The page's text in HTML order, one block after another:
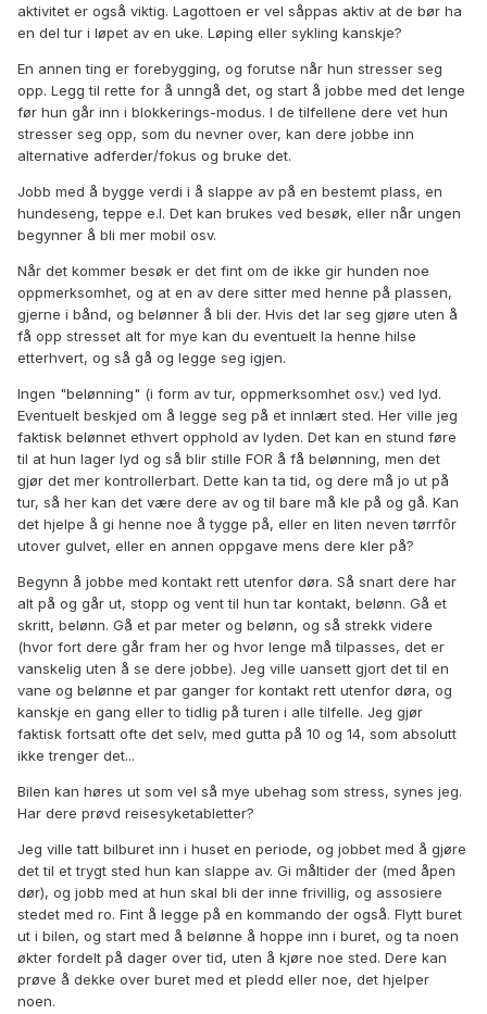
aktivitet er også viktig. Lagottoen er vel såppas aktiv at de bør ha
en del tur i løpet av en uke. Løping eller sykling kanskje?
En annen ting er forebygging, og forutse når hun stresser seg
opp. Legg til rette for å unngå det, og start å jobbe med det lenge
før hun går inn i blokkerings-modus. I de tilfellene dere vet hun
stresser seg opp, som du nevner over, kan dere jobbe inn
alternative adferder/fokus og bruke det.
Jobb med å bygge verdi i å slappe av på en bestemt plass, en
hundeseng, teppe e.l. Det kan brukes ved besøk, eller når ungen
begynner å bli mer mobil osv.
Når det kommer besøk er det fint om de ikke gir hunden noe
oppmerksomhet, og at en av dere sitter med henne på plassen,
gjerne i bånd, og belønner å bli der. Hvis det lar seg gjøre uten å
få opp stresset alt for mye kan du eventuelt la henne hilse
etterhvert, og så gå og legge seg igjen.
Ingen "belønning" (i form av tur, oppmerksomhet osv.) ved lyd.
Eventuelt beskjed om å legge seg på et innlært sted. Her ville jeg
faktisk belønnet ethvert opphold av lyden. Det kan en stund føre
til at hun lager lyd og så blir stille FOR å få belønning, men det
gjør det mer kontrollerbart. Dette kan ta tid, og dere må jo ut på
tur, så her kan det være dere av og til bare må kle på og gå. Kan
det hjelpe å gi henne noe å tygge på, eller en liten neven tørrfôr
utover gulvet, eller en annen oppgave mens dere kler på?
Begynn å jobbe med kontakt rett utenfor døra. Så snart dere har
alt på og går ut, stopp og vent til hun tar kontakt, belønn. Gå et
skritt, belønn. Gå et par meter og belønn, og så strekk videre
(hvor fort dere går fram her og hvor lenge må tilpasses, det er
vanskelig uten å se dere jobbe). Jeg ville uansett gjort det til en
vane og belønne et par ganger for kontakt rett utenfor døra, og
kanskje en gang eller to tidlig på turen i alle tilfelle. Jeg gjør
faktisk fortsatt ofte det selv, med gutta på 10 og 14, som absolutt
ikke trenger det...
Bilen kan høres ut som vel så mye ubehag som stress, synes jeg.
Har dere prøvd reisesyketabletter?
Jeg ville tatt bilburet inn i huset en periode, og jobbet med å gjøre
det til et trygt sted hun kan slappe av. Gi måltider der (med åpen
dør), og jobb med at hun skal bli der inne frivillig, og assosiere
stedet med ro. Fint å legge på en kommando der også. Flytt buret
ut i bilen, og start med å belønne å hoppe inn i buret, og ta noen
økter fordelt på dager over tid, uten å kjøre noe sted. Dere kan
prøve å dekke over buret med et pledd eller noe, det hjelper
noen.